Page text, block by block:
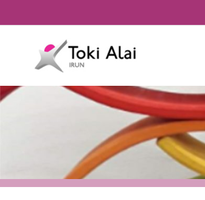
HH ARBES